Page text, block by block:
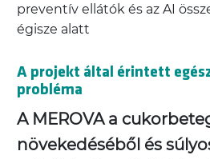
preventív ellátók és az AI
égisze alatt
A projekt által érintett
probléma
A MEROVA a
növekedéséből és